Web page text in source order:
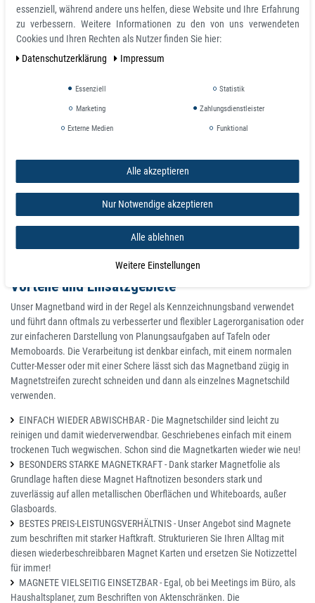
sich sehr gut für schnelle Notizen auf Whiteboards, Magnettafeln und
Kühlschränken sowie Aufgabentafeln zu Hause oder im Büro
Vorteile und Einsatzgebiete
Unser Magnetband wird in der Regel als Kennzeichnungsband verwendet
und führt dann oftmals zu verbesserter und flexibler Lagerorganisation oder
zur einfacheren Darstellung von Planungsaufgaben auf Tafeln oder
Memoboards. Die Verarbeitung ist denkbar einfach, mit einem normalen
Cutter-Messer oder mit einer Schere lässt sich das Magnetband zügig in
Magnetstreifen zurecht schneiden und dann als einzelnes Magnetschild
verwenden.
EINFACH WIEDER ABWISCHBAR - Die Magnetschilder sind leicht zu
reinigen und damit wiederverwendbar. Geschriebenes einfach mit einem
trockenen Tuch wegwischen. Schon sind die Magnetkarten wieder wie neu!
BESONDERS STARKE MAGNETKRAFT - Dank starker Magnetfolie als
Grundlage haften diese Magnet Haftnotizen besonders stark und
zuverlässig auf allen metallischen Oberflächen und Whiteboards, außer
Glasboards.
BESTES PREIS-LEISTUNGSVERHÄLTNIS - Unser Angebot sind Magnete
zum beschriften mit starker Haftkraft. Strukturieren Sie Ihren Alltag mit
diesen wiederbeschreibbaren Magnet Karten und ersetzen Sie Notizzettel
für immer!
MAGNETE VIELSEITIG EINSETZBAR - Egal, ob bei Meetings im Büro, als
Haushaltsplaner, zum Beschriften von Aktenschränken. Die
essenziell, während andere uns helfen, diese Website und Ihre Erfahrung
zu verbessern. Weitere Informationen zu den von uns verwendeten
Cookies und Ihren Rechten als Nutzer finden Sie hier:
Daten­schutz­erklärung
Impressum
Essenziell Statistik
Marketing Zahlungsdienstleister
Externe Medien Funktional
Alle akzeptieren
Nur Notwendige akzeptieren
Alle ablehnen
Weitere Einstellungen